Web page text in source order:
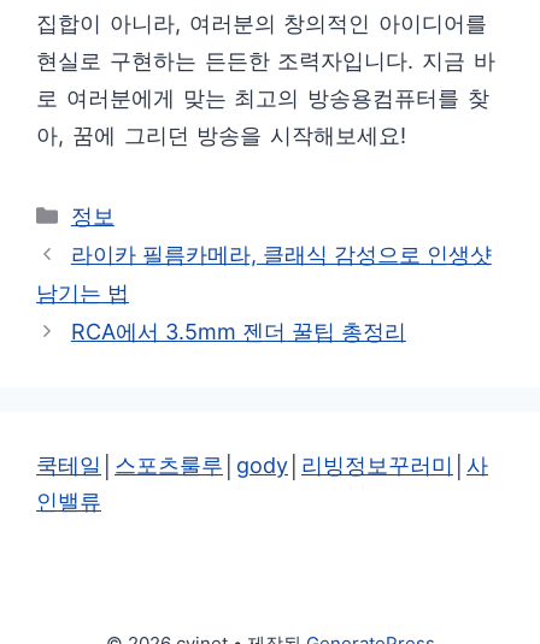
집합이 아니라, 여러분의 창의적인 아이디어를
현실로 구현하는 든든한 조력자입니다. 지금 바
로 여러분에게 맞는 최고의 방송용컴퓨터를 찾
아, 꿈에 그리던 방송을 시작해보세요!
카
테
리
정보
라이카 필름카메라, 클래식 감성으로 인생샷
남기는 법
RCA에서 3.5mm 젠더 꿀팁 총정리
쿡테일 스포츠룰루 gody 리빙정보꾸러미
사
인밸류